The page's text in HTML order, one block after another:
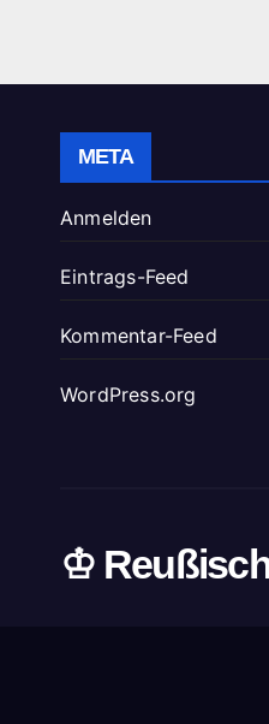
META
Anmelden
Eintrags-Feed
Kommentar-Feed
WordPress.org
♔